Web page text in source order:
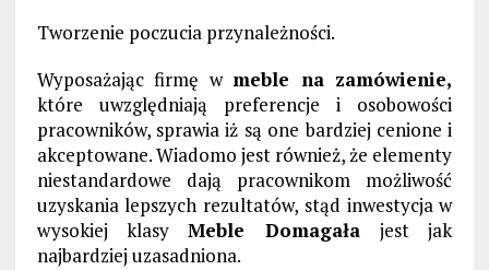
Tworzenie poczucia przynależności.
Wyposażając firmę w meble na zamówienie,
które uwzględniają preferencje i osobowości
pracowników, sprawia iż są one bardziej cenione i
akceptowane. Wiadomo jest również, że elementy
niestandardowe dają pracownikom możliwość
uzyskania lepszych rezultatów, stąd inwestycja w
wysokiej klasyMeble Domagałajest jak
najbardziej uzasadniona.